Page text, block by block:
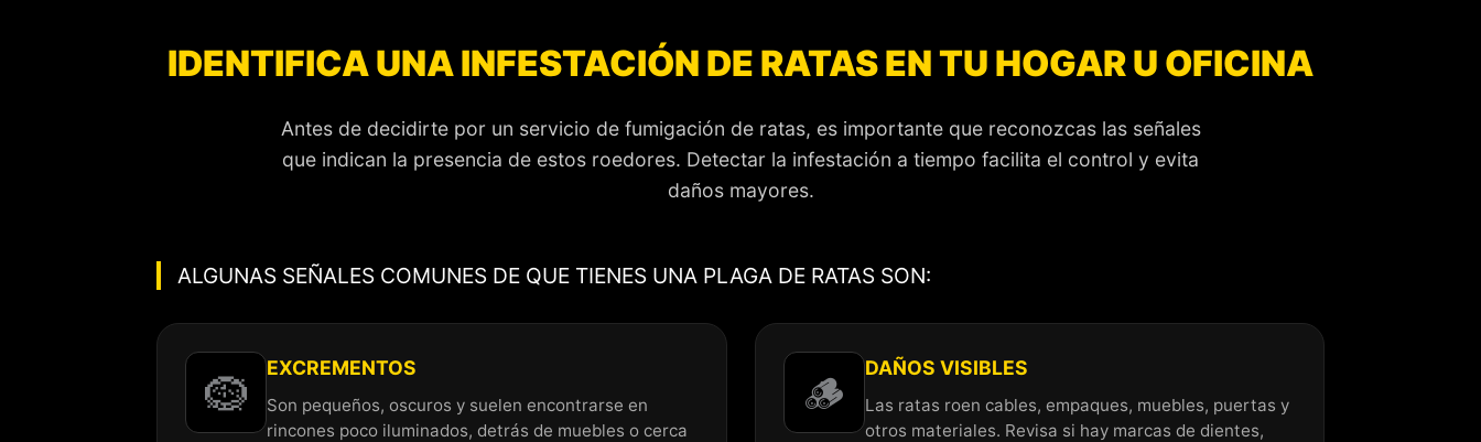
IDENTIFICA UNA INFESTACIÓN DE RATAS EN TU HOGAR U OFICINA
Antes de decidirte por un servicio de fumigación de ratas, es importante que reconozcas las señales
que indican la presencia de estos roedores. Detectar la infestación a tiempo facilita el control y evita
daños mayores.
ALGUNAS SEÑALES COMUNES DE QUE TIENES UNA PLAGA DE RATAS SON:
🪹 EXCREMENTOS
Son pequeños, oscuros y suelen encontrarse en
rincones poco iluminados, detrás de muebles o cerca
🪵 DAÑOS VISIBLES
Las ratas roen cables, empaques, muebles, puertas y
otros materiales. Revisa si hay marcas de dientes,